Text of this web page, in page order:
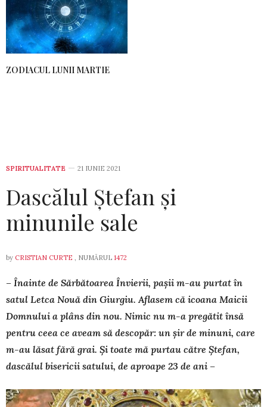
ZODIACUL LUNII MARTIE
SPIRITUALITATE 21 IUNIE 2021
Dascălul Ștefan și
minunile sale
by CRISTIAN CURTE , NUMĂRUL 1472
– Înainte de Sărbătoarea Învierii, pașii m-au purtat în
satul Letca Nouă din Giurgiu. Aflasem că icoana Maicii
Domnului a plâns din nou. Nimic nu m-a pre­gătit însă
pentru ceea ce aveam să descopăr: un șir de minuni, care
m-au lăsat fără grai. Și toate mă pur­tau către Ștefan,
dascălul bisericii satului, de aproa­pe 23 de ani –